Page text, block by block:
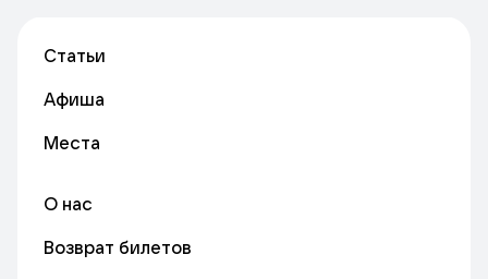
Статьи
Афиша
Места
О нас
Возврат билетов